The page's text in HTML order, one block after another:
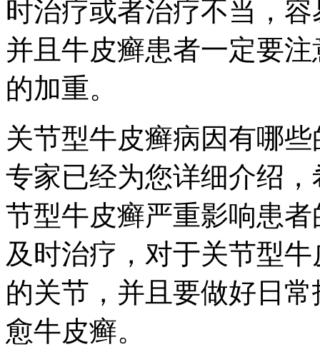
时治疗或者治疗不当，
并且牛皮癣患者一定要
的加重。
关节型牛皮癣病因有哪
专家已经为您详细介绍
节型牛皮癣严重影响患
及时治疗，对于关节型
的关节，并且要做好日
愈牛皮癣。